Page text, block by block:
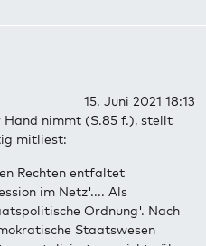
15. Juni 2021 18:13
Hand nimmt (S.85 f.), stellt
mitliest:
Rechten entfaltet
im Netz'.... Als
Ordnung'. Nach
Staatswesen